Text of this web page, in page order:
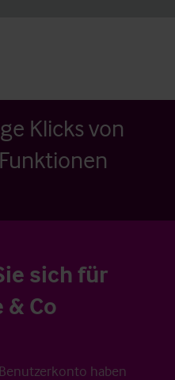
Klicks von
sich für
Co
haben